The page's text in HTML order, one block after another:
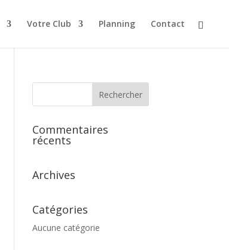
Votre Club Planning Contact
Commentaires
récents
Archives
Catégories
Aucune catégorie